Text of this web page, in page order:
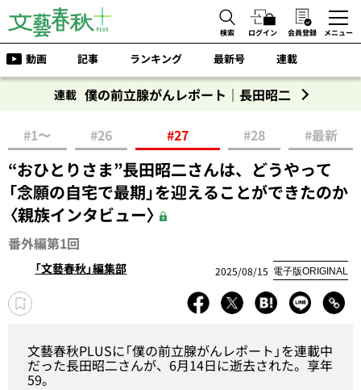
検索 ログイン 会員登録 メニュー
動画 記事 ランキング 最新号 連載
連載 僕の前立腺がんレポート｜長田昭二
#1〜 #26 #27 #28 #最新
“おひとりさま”長田昭二さんは、どうやって
「念願の自宅で最期」を迎えることができたのか
〈親族インタビュー〉
番外編第1回
「文藝春秋」編集部 2025/08/15 電子版ORIGINAL
文藝春秋PLUSに「僕の前立腺がんレポート」を連載中
だった長田昭二さんが、6月14日に逝去された。享年
59。